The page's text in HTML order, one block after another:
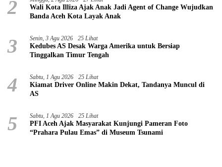
2
Wali Kota Illiza Ajak Anak Jadi Agent of Change Wujudkan
Banda Aceh Kota Layak Anak
3 Senin, 3 Agu 2026 25 Lihat
Kedubes AS Desak Warga Amerika untuk Bersiap
Tinggalkan Timur Tengah
4 Sabtu, 1 Agu 2026 25 Lihat
Kiamat Driver Online Makin Dekat, Tandanya Muncul di
AS
5 Sabtu, 1 Agu 2026 25 Lihat
PFI Aceh Ajak Masyarakat Kunjungi Pameran Foto
“Prahara Pulau Emas” di Museum Tsunami